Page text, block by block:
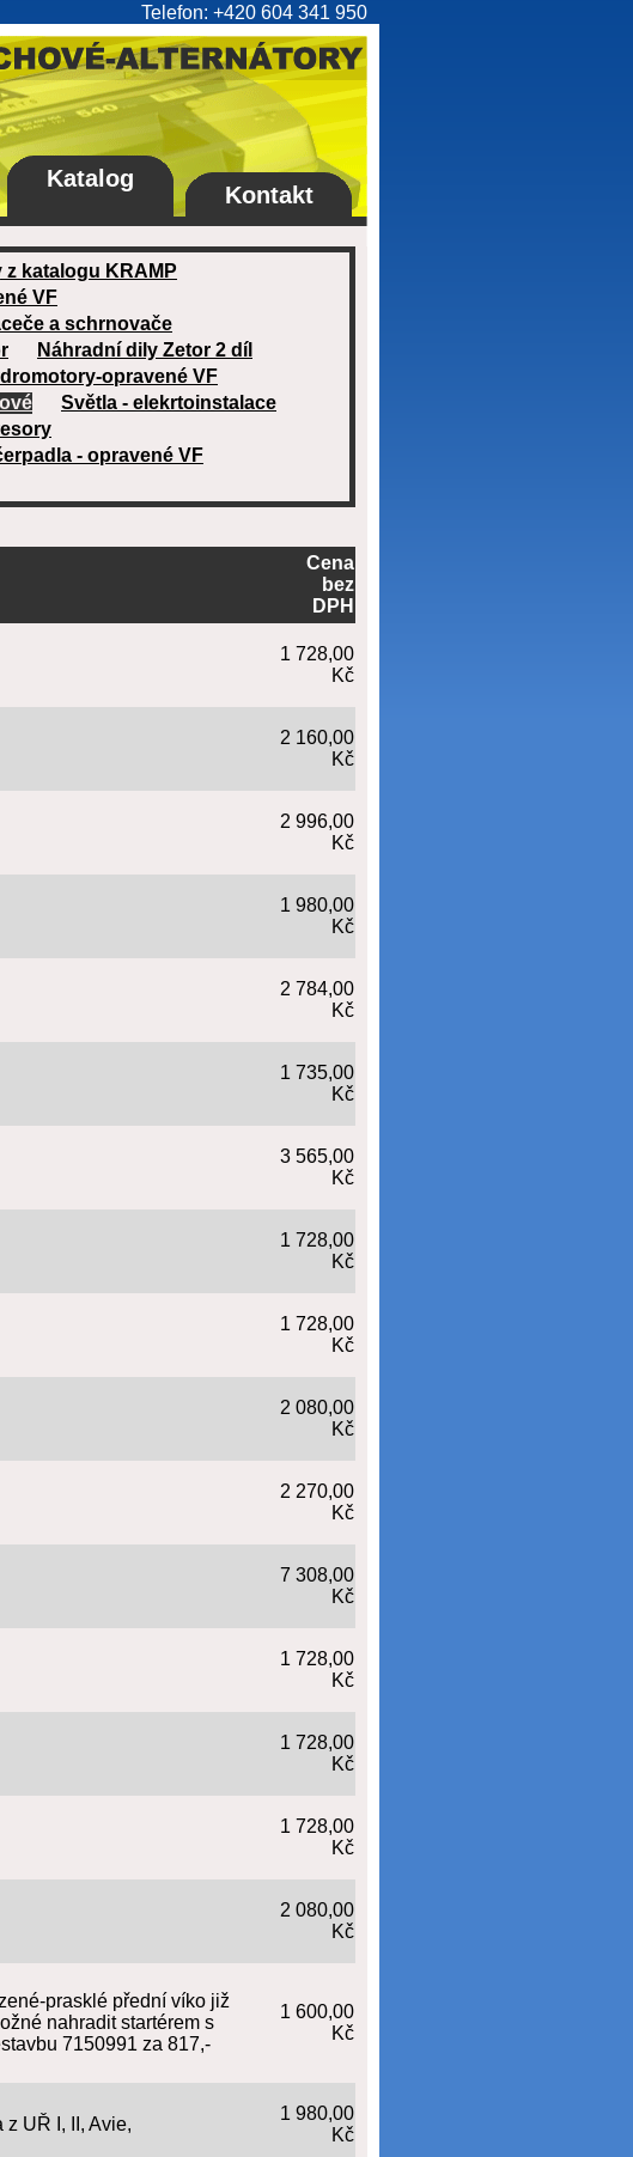
Telefon: +420 604 341 950
Katalog
Kontakt
z katalogu KRAMP
VF
a schrnovače
Náhradní dily Zetor 2 díl
opravené VF
Světla - elekrtoinstalace
- opravené VF
Cena
bez
DPH
1 728,00
Kč
2 160,00
Kč
2 996,00
Kč
1 980,00
Kč
2 784,00
Kč
1 735,00
Kč
3 565,00
Kč
1 728,00
Kč
1 728,00
Kč
2 080,00
Kč
2 270,00
Kč
7 308,00
Kč
1 728,00
Kč
1 728,00
Kč
1 728,00
Kč
2 080,00
Kč
prasklé přední víko již
nahradit startérem s
7150991 za 817,-
1 600,00
Kč
UŘ I, II, Avie,
1 980,00
Kč